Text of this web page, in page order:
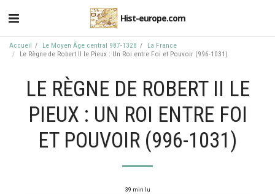
Hist-europe.com
Accueil Le Moyen Âge central 987-1328
La France
Le Règne de Robert II le Pieux : Un Roi entre Foi et Pouvoir (996-1031)
LE RÈGNE DE ROBERT II LE
PIEUX : UN ROI ENTRE FOI
ET POUVOIR (996-1031)
39 min lu